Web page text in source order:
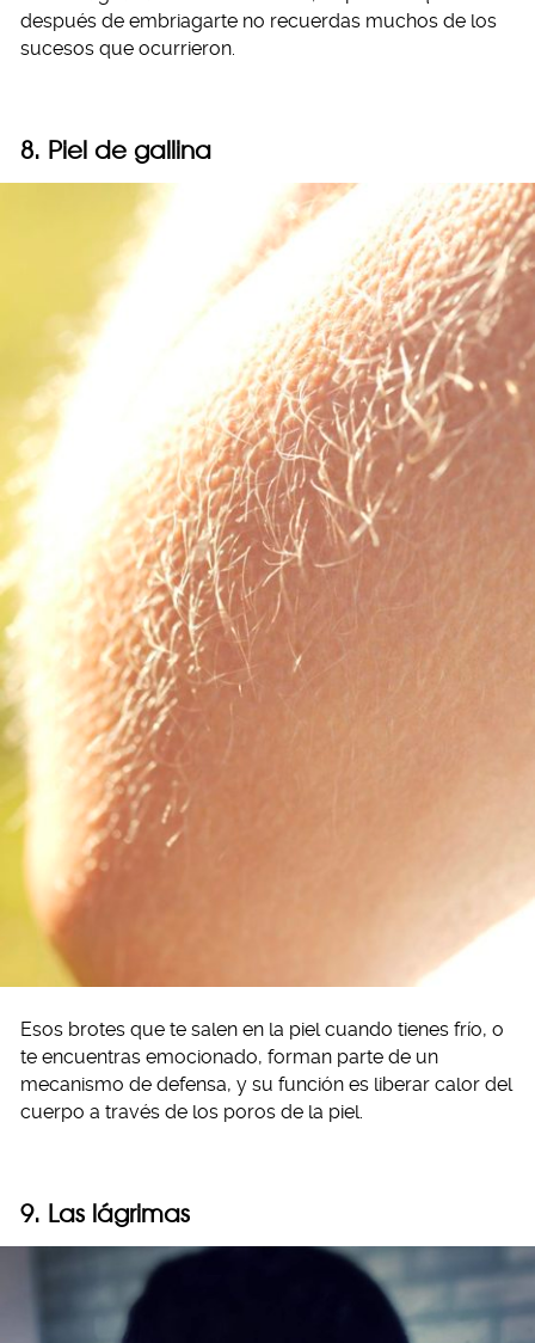
después de embriagarte no recuerdas muchos de los
sucesos que ocurrieron.
8. Piel de gallina
Esos brotes que te salen en la piel cuando tienes frío, o
te encuentras emocionado, forman parte de un
mecanismo de defensa, y su función es liberar calor del
cuerpo a través de los poros de la piel.
9. Las lágrimas